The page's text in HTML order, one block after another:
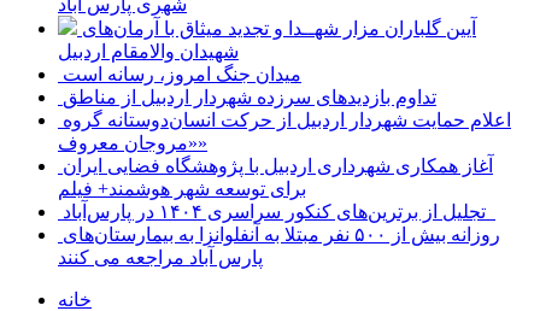
شهری پارس آباد
شهیدان والامقام اردبیل
میدان جنگ امروز، رسانه است
تداوم بازدیدهای سرزده شهردار اردبیل از مناطق
«مروجان معروف»
برای توسعه شهر هوشمند+ فیلم
پارس آباد مراجعه می کنند
خانه